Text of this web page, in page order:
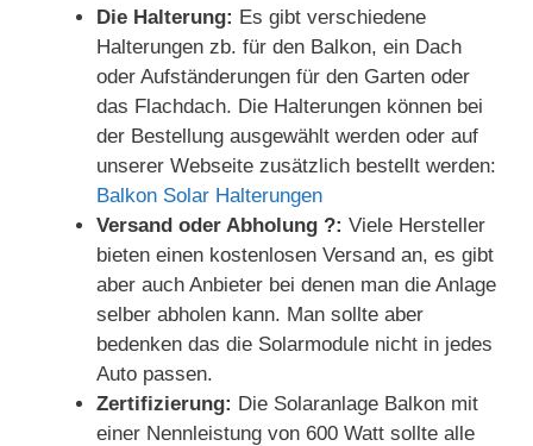
Die Halterung: Es gibt verschiedene
Halterungen zb. für den Balkon, ein Dach
oder Aufständerungen für den Garten oder
das Flachdach. Die Halterungen können bei
der Bestellung ausgewählt werden oder auf
unserer Webseite zusätzlich bestellt werden:
Balkon Solar Halterungen
Versand oder Abholung ?: Viele Hersteller
bieten einen kostenlosen Versand an, es gibt
aber auch Anbieter bei denen man die Anlage
selber abholen kann. Man sollte aber
bedenken das die Solarmodule nicht in jedes
Auto passen.
Zertifizierung: Die Solaranlage Balkon mit
einer Nennleistung von 600 Watt sollte alle